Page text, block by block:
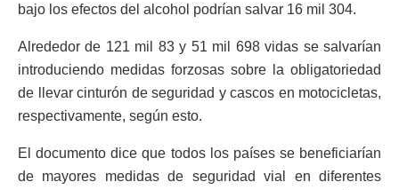
bajo los efectos del alcohol podrían salvar 16 mil 304.
Alrededor de 121 mil 83 y 51 mil 698 vidas se salvarían
introduciendo medidas forzosas sobre la obligatoriedad
de llevar cinturón de seguridad y cascos en motocicletas,
respectivamente, según esto.
El documento dice que todos los países se beneficiarían
de mayores medidas de seguridad vial en diferentes